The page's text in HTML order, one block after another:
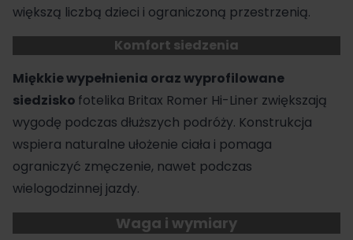
większą liczbą dzieci i ograniczoną przestrzenią.
Komfort siedzenia
Miękkie wypełnienia oraz wyprofilowane
siedzisko fotelika Britax Romer Hi-Liner zwiększają
wygodę podczas dłuższych podróży. Konstrukcja
wspiera naturalne ułożenie ciała i pomaga
ograniczyć zmęczenie, nawet podczas
wielogodzinnej jazdy.
Waga i wymiary